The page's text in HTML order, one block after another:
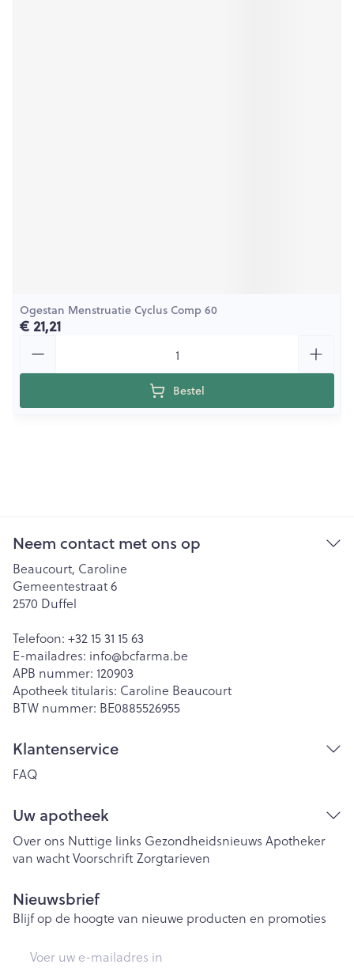
Ogestan Menstruatie Cyclus Comp 60
€ 21,21
Bestel
Neem contact met ons op
Beaucourt, Caroline
Gemeentestraat 6
2570 Duffel
Telefoon: +32 15 31 15 63
E-mailadres: info@bcfarma.be
APB nummer: 120903
Apotheek titularis: Caroline Beaucourt
BTW nummer: BE0885526955
Klantenservice
FAQ
Uw apotheek
Over ons Nuttige links Gezondheidsnieuws Apotheker
van wachtVoorschriftZorgtarieven
Nieuwsbrief
Blijf op de hoogte van nieuwe producten en promoties